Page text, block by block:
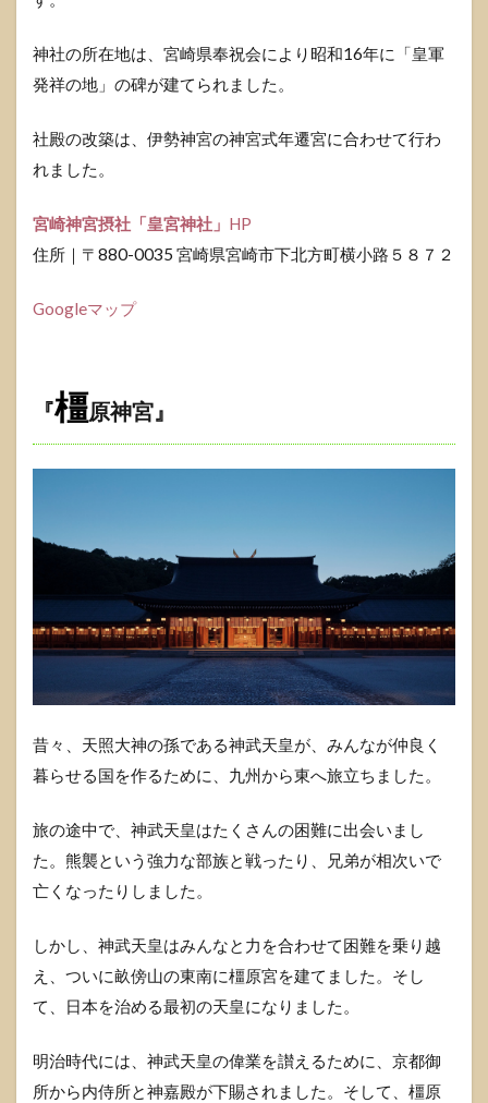
神社の所在地は、宮崎県奉祝会により昭和16年に「皇軍
発祥の地」の碑が建てられました。
社殿の改築は、伊勢神宮の神宮式年遷宮に合わせて行わ
れました。
宮崎神宮摂社「皇宮神社」 HP
住所｜〒880-0035 宮崎県宮崎市下北方町横小路５８７２
Googleマップ
『橿原神宮』
昔々、天照大神の孫である神武天皇が、みんなが仲良く
暮らせる国を作るために、九州から東へ旅立ちました。
旅の途中で、神武天皇はたくさんの困難に出会いまし
た。熊襲という強力な部族と戦ったり、兄弟が相次いで
亡くなったりしました。
しかし、神武天皇はみんなと力を合わせて困難を乗り越
え、ついに畝傍山の東南に橿原宮を建てました。そし
て、日本を治める最初の天皇になりました。
明治時代には、神武天皇の偉業を讃えるために、京都御
所から内侍所と神嘉殿が下賜されました。そして、橿原